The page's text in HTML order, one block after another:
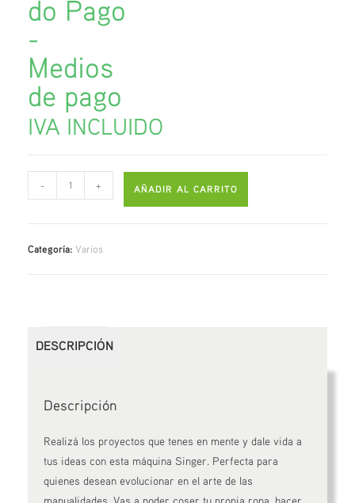
IVA INCLUIDO
- + AÑADIR AL CARRITO
Categoría:Varios
DESCRIPCIÓN
Descripción
Realizá los proyectos que tenes en mente y dale vida a
tus ideas con esta máquina Singer. Perfecta para
quienes desean evolucionar en el arte de las
manualidades. Vas a poder coser tu propia ropa, hacer